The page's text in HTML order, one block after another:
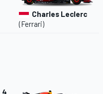
Charles Leclerc
(Ferrari)
4